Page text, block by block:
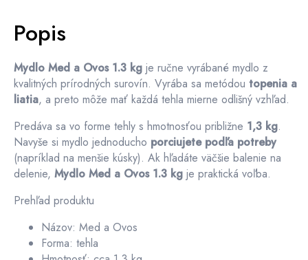
(cca
kg)
Popis
Mydlo Med a Ovos 1.3 kg je ručne vyrábané mydlo z
kvalitných prírodných surovín. Vyrába sa metódou topenia a
liatia, a preto môže mať každá tehla mierne odlišný vzhľad.
Predáva sa vo forme tehly s hmotnosťou približne 1,3 kg.
Navyše si mydlo jednoducho porciujete podľa potreby
(napríklad na menšie kúsky). Ak hľadáte väčšie balenie na
delenie, Mydlo Med a Ovos 1.3 kg je praktická voľba.
Prehľad produktu
Názov: Med a Ovos
Forma: tehla